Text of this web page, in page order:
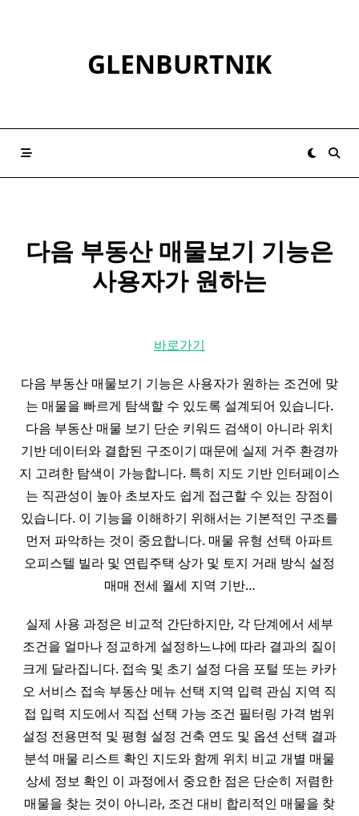
GLENBURTNIK
다음 부동산 매물보기 기능은
사용자가 원하는
바로가기
다음 부동산 매물보기 기능은 사용자가 원하는 조건에 맞
는 매물을 빠르게 탐색할 수 있도록 설계되어 있습니다.
다음 부동산 매물 보기 단순 키워드 검색이 아니라 위치
기반 데이터와 결합된 구조이기 때문에 실제 거주 환경까
지 고려한 탐색이 가능합니다. 특히 지도 기반 인터페이스
는 직관성이 높아 초보자도 쉽게 접근할 수 있는 장점이
있습니다. 이 기능을 이해하기 위해서는 기본적인 구조를
먼저 파악하는 것이 중요합니다. 매물 유형 선택 아파트
오피스텔 빌라 및 연립주택 상가 및 토지 거래 방식 설정
매매 전세 월세 지역 기반…
실제 사용 과정은 비교적 간단하지만, 각 단계에서 세부
조건을 얼마나 정교하게 설정하느냐에 따라 결과의 질이
크게 달라집니다. 접속 및 초기 설정 다음 포털 또는 카카
오 서비스 접속 부동산 메뉴 선택 지역 입력 관심 지역 직
접 입력 지도에서 직접 선택 가능 조건 필터링 가격 범위
설정 전용면적 및 평형 설정 건축 연도 및 옵션 선택 결과
분석 매물 리스트 확인 지도와 함께 위치 비교 개별 매물
상세 정보 확인 이 과정에서 중요한 점은 단순히 저렴한
매물을 찾는 것이 아니라, 조건 대비 합리적인 매물을 찾